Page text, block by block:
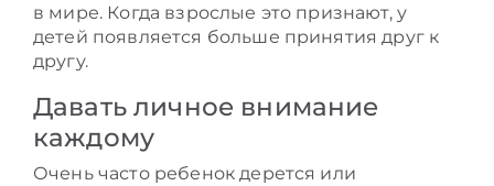
в мире. Когда взрослые это признают, у
детей появляется больше принятия друг к
другу.
Давать личное внимание
каждому
Очень часто ребенок дерется или